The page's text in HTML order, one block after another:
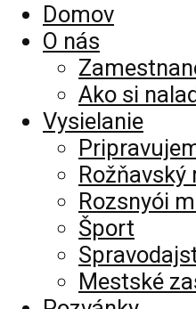
Domov
O nás
Ako si
Vysielanie
Rožňavský
Rozsnyói
Šport
Mestské